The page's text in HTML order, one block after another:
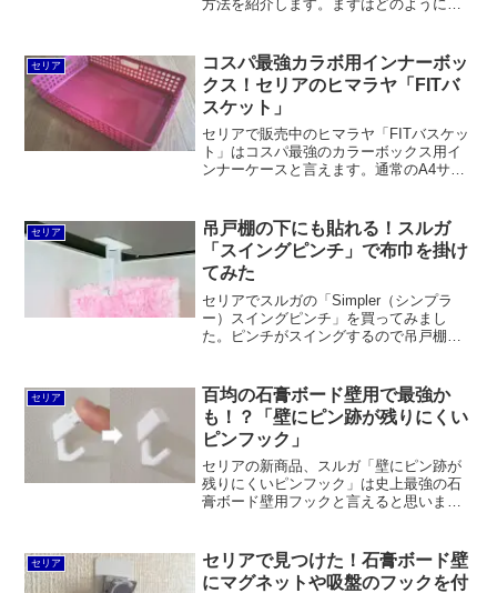
方法を紹介します。まずはどのように仕
ようにします。
セリア
コスパ最強カラボ用インナーボッ
クス！セリアのヒマラヤ「FITバ
スケット」
セリアで販売中のヒマラヤ「FITバスケッ
ト」はコスパ最強のカラーボックス用イ
ンナーケースと言えます。通常のA4サイ
くしたり、スタッキング仕様にするな
ど、100円でできることを全力でやってい
る感じです。
セリア
吊戸棚の下にも貼れる！スルガ
「スイングピンチ」で布巾を掛け
てみた
セリアでスルガの「Simpler（シンプラ
ー）スイングピンチ」を買ってみまし
た。ピンチがスイングするので吊戸棚の
で、布巾やビニール手袋を引っ張るだけ
で外せるのもメリットです。
セリア
百均の石膏ボード壁用で最強か
も！？「壁にピン跡が残りにくい
ピンフック」
セリアの新商品、スルガ「壁にピン跡が
残りにくいピンフック」は史上最強の石
膏ボード壁用フックと言えると思いま
からです。でも実はダイソーでも売って
たんですね。知りませんでした。
セリア
セリアで見つけた！石膏ボード壁
にマグネットや吸盤のフックを付